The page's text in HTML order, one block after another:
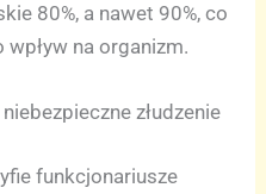
80%, a nawet 90%, co
na organizm.
złudzenie
funkcjonariusze